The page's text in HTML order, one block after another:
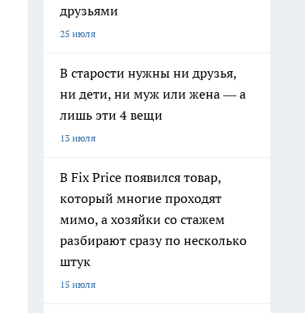
друзьями
25 июля
В старости нужны ни друзья,
ни дети, ни муж или жена — а
лишь эти 4 вещи
13 июля
В Fix Price появился товар,
который многие проходят
мимо, а хозяйки со стажем
разбирают сразу по несколько
штук
15 июля